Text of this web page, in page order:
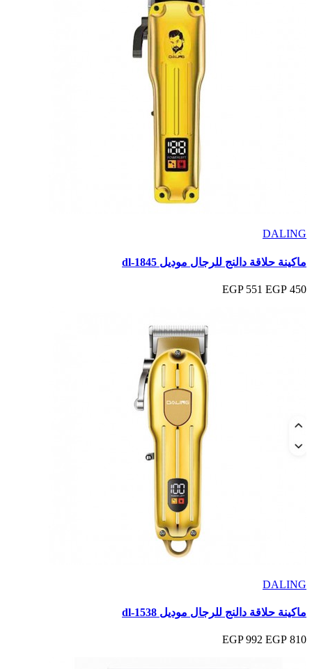
DALING
ماكينة حلاقة دالنج للرجال موديل dl-1845
450 EGP
551 EGP
DALING
ماكينة حلاقة دالنج للرجال موديل dl-1538
810 EGP
992 EGP